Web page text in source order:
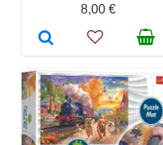
8,00 €